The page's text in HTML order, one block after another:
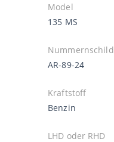
Model
135 MS
Nummernschild
AR-89-24
Kraftstoff
Benzin
LHD oder RHD